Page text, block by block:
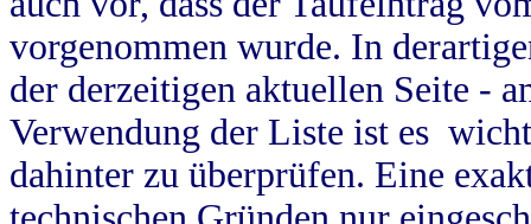
vorgenommen wurde. In
der derzeitigen aktuellen Seite -
Verwendung der Liste ist es
dahinter zu überprüfen. Eine